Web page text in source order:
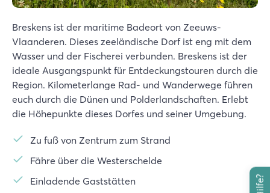
Breskens ist der maritime Badeort von Zeeuws-
Vlaanderen. Dieses zeeländische Dorf ist eng mit dem
Wasser und der Fischerei verbunden. Breskens ist der
ideale Ausgangspunkt für Entdeckungstouren durch die
Region. Kilometerlange Rad- und Wanderwege führen
euch durch die Dünen und Polderlandschaften. Erlebt
die Höhepunkte dieses Dorfes und seiner Umgebung.
Zu fuß von Zentrum zum Strand
Fähre über die Westerschelde
Einladende Gaststätten